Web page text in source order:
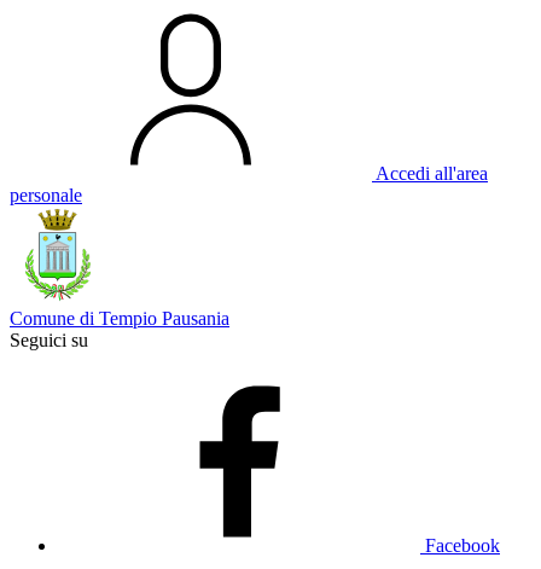
Accedi all'area
personale
Comune di Tempio Pausania
Seguici su
Facebook